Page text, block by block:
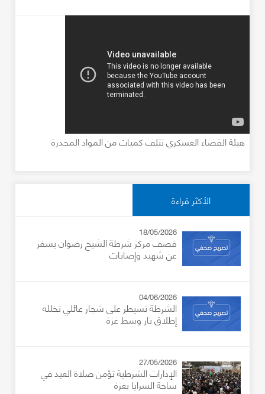
هيئة القضاء العسكري تتلف كميات من المواد المخدرة
الأكثر قراءة
18/05/2026
قصف مركز شرطة الشيخ رضوان يسفر
عن شهيد وإصابات
04/06/2026
الشرطة تسيطر على شجار عائلي تخلله
إطلاق نار وسط غزة
27/05/2026
الإدارات الشرطية تؤمن صلاة العيد في
ساحة السرايا بغزة